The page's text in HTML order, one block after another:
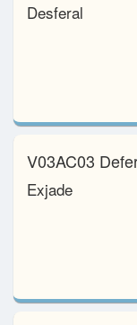
Desferal
V03AC03
Exjade